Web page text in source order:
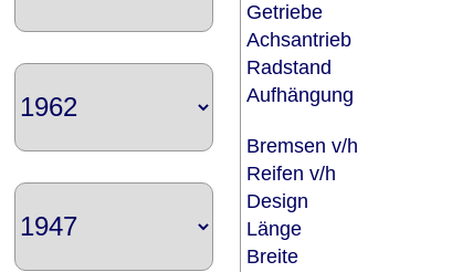
Getriebe
Achsantrieb
Radstand
Aufhängung
Bremsen v/h
Reifen v/h
Design
Länge
Breite